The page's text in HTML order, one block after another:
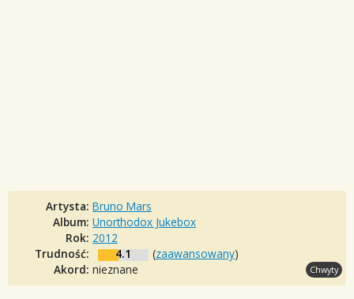
Artysta: Bruno Mars
Album: Unorthodox Jukebox
Rok: 2012
Trudność:
4.1 (zaawansowany)
Akord: nieznane Chwyty